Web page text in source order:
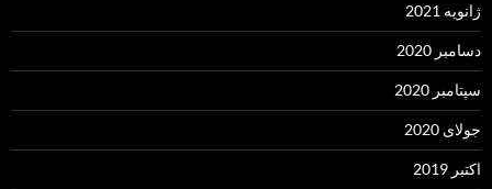
ژانویه 2021
دسامبر 2020
سپتامبر 2020
جولای 2020
اکتبر 2019